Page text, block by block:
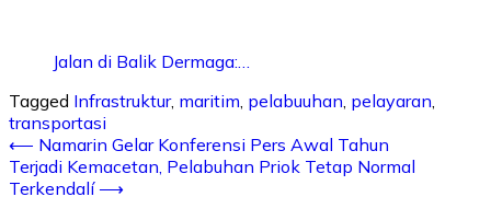
Jalan di Balik Dermaga:…
Tagged Infrastruktur, maritim, pelabuuhan, pelayaran,
transportasi
⟵ Namarin Gelar Konferensi Pers Awal Tahun
Terjadi Kemacetan, Pelabuhan Priok Tetap Normal
Terkendalí ⟶